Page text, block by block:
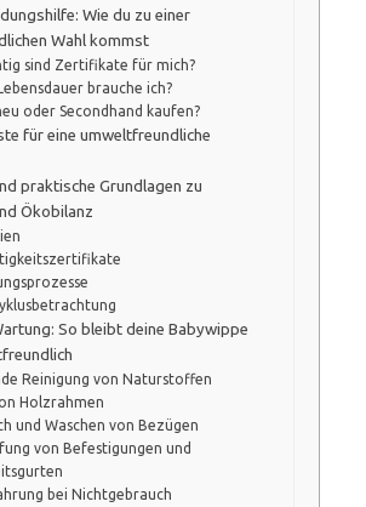
Wie du zu einer
Wahl kommst
sind Zertifikate für mich?
brauche ich?
oder Secondhand kaufen?
für eine umweltfreundliche
praktische Grundlagen zu
Ökobilanz
So bleibt deine Babywippe
Reinigung von Naturstoffen
Holzrahmen
und Waschen von Bezügen
von Befestigungen und
bei Nichtgebrauch